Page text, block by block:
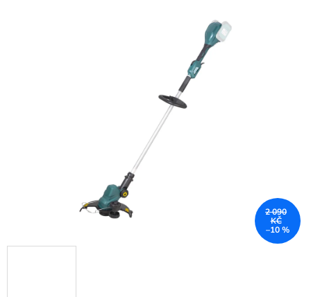
2 090
KČ
–10 %